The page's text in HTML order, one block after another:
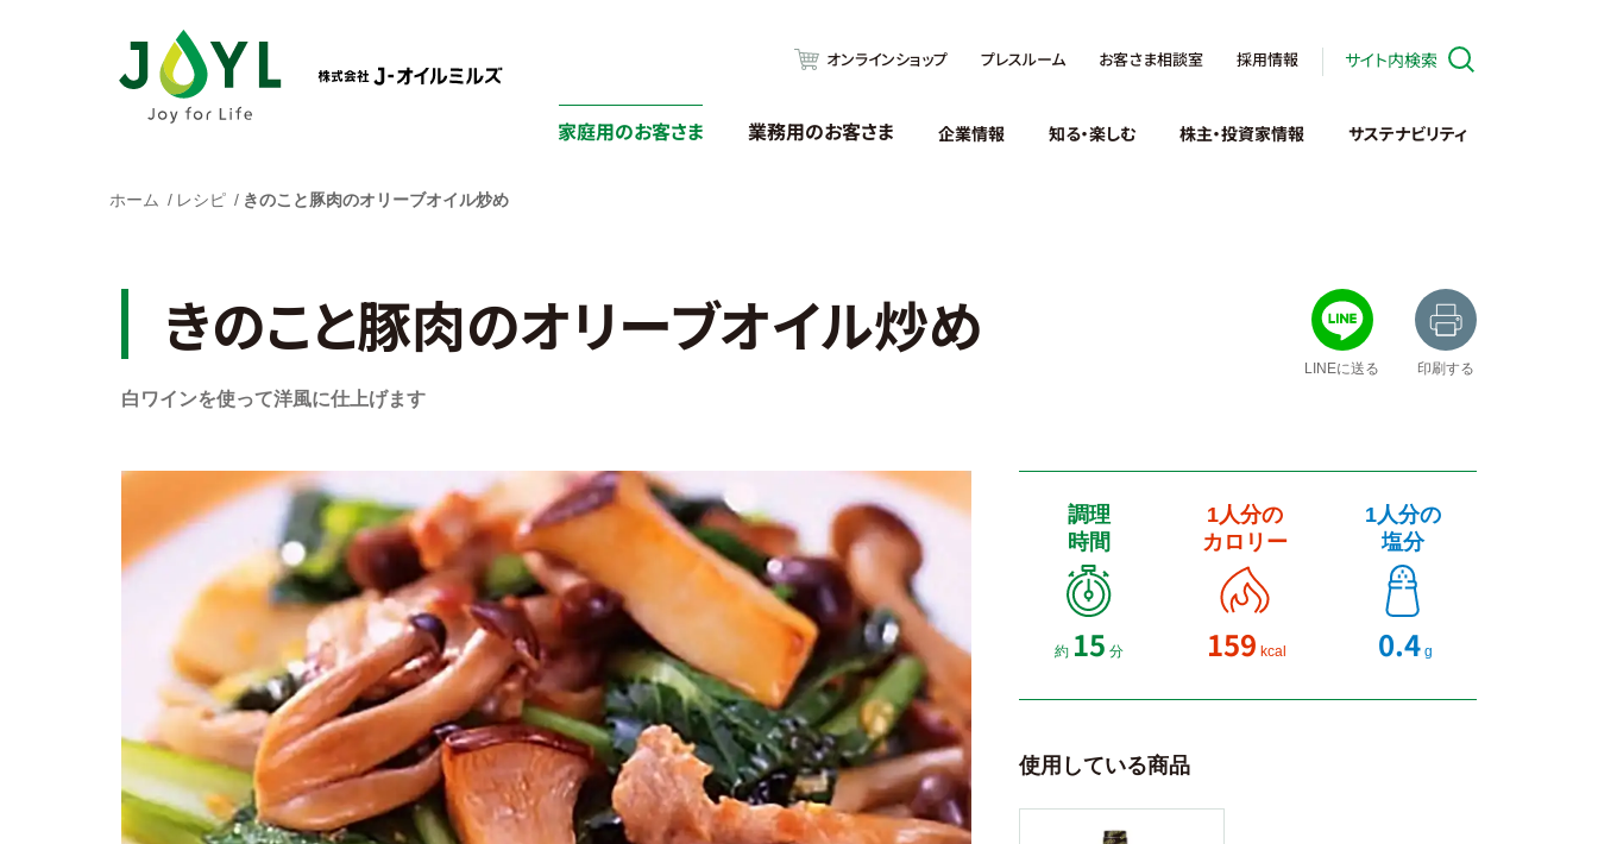
オンラインショップ プレスルーム お客さま相談室 採用情報 サイト内検索
家庭用のお客さま 業務用のお客さま 企業情報 知る・楽しむ 株主・投資家情報 サステナビリティ
ホーム レシピ きのこと豚肉のオリーブオイル炒め
きのこと豚肉のオリーブオイル炒め
白ワインを使って洋風に仕上げます
LINEに送る 印刷する
調理
時間
約 15 分
1人分の
カロリー
159 kcal
1人分の
塩分
0.4 g
使用している商品